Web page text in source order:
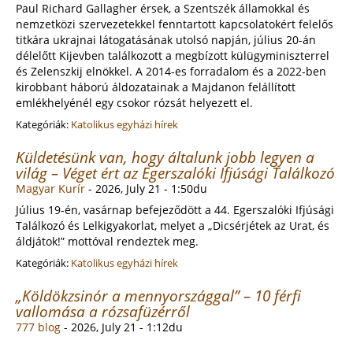
Paul Richard Gallagher érsek, a Szentszék államokkal és
nemzetközi szervezetekkel fenntartott kapcsolatokért felelős
titkára ukrajnai látogatásának utolsó napján, július 20-án
délelőtt Kijevben találkozott a megbízott külügyminiszterrel
és Zelenszkij elnökkel. A 2014-es forradalom és a 2022-ben
kirobbant háború áldozatainak a Majdanon felállított
emlékhelyénél egy csokor rózsát helyezett el.
Kategóriák: Katolikus egyházi hírek
Küldetésünk van, hogy általunk jobb legyen a
világ – Véget ért az Egerszalóki Ifjúsági Találkozó
Magyar Kurír - 2026, July 21 - 1:50du
Július 19-én, vasárnap befejeződött a 44. Egerszalóki Ifjúsági
Találkozó és Lelkigyakorlat, melyet a „Dicsérjétek az Urat, és
áldjátok!” mottóval rendeztek meg.
Kategóriák: Katolikus egyházi hírek
„Köldökzsinór a mennyországgal” – 10 férfi
vallomása a rózsafüzérről
777 blog - 2026, July 21 - 1:12du